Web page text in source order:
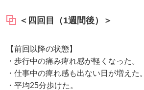
＜四回目（1週間後）＞
【前回以降の状態】
・歩行中の痛み痺れ感が軽くなった。
・仕事中の痺れ感も出ない日が増えた。
・平均25分歩けた。